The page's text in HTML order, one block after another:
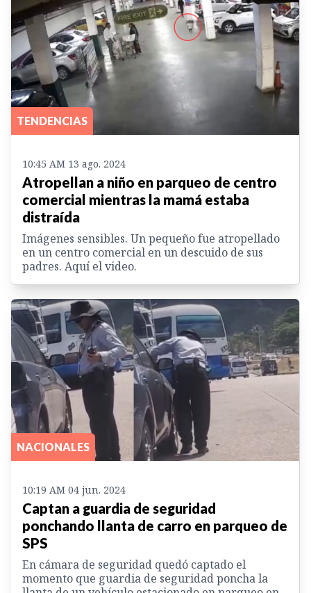
TENDENCIAS
10:45 AM 13 ago. 2024
Atropellan a niño en parqueo de centro
comercial mientras la mamá estaba
distraída
Imágenes sensibles. Un pequeño fue atropellado
en un centro comercial en un descuido de sus
padres. Aquí el video.
NACIONALES
10:19 AM 04 jun. 2024
Captan a guardia de seguridad
ponchando llanta de carro en parqueo de
SPS
En cámara de seguridad quedó captado el
momento que guardia de seguridad poncha la